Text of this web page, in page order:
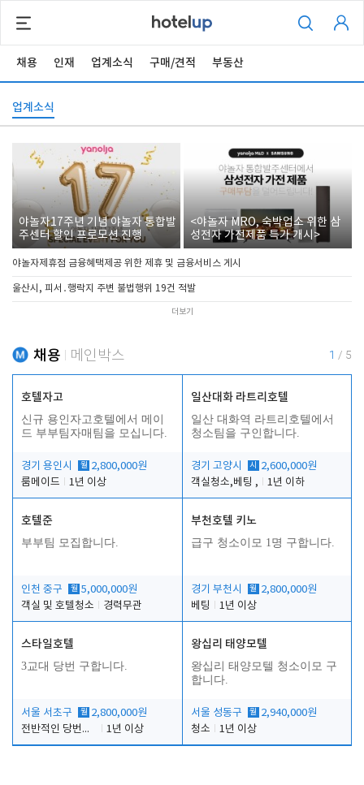
채용 인재 업계소식 구매/견적 부동산
업계소식
야놀자17주년 기념 야놀자 통합발
주센터 할인 프로모션 진행
<야놀자 MRO, 숙박업소 위한 삼
성전자 가전제품 특가 개시>
야놀자제휴점 금융혜택제공 위한 제휴 및 금융서비스 게시
울산시, 피서․행락지 주변 불법행위 19건 적발
더보기
채용 메인박스 1 / 5
호텔자고
신규 용인자고호텔에서 메이
드 부부팀자매팀을 모십니다.
경기 용인시 월 2,800,000원
룸메이드
1년 이상
일산대화 라트리호텔
일산 대화역 라트리호텔에서
청소팀을 구인합니다.
경기 고양시 시
2,600,000원
객실청소,베팅 ,
1년 이하
호텔준
부부팀 모집합니다.
인천 중구 월 5,000,000원
객실 및 호텔청소
경력무관
부천호텔 키노
급구 청소이모 1명 구합니다.
경기 부천시 월 2,800,000원
베팅
1년 이상
스타일호텔
3교대 당번 구합니다.
서울 서초구 월 2,800,000원
전반적인 당번업무
1년 이상
왕십리 태양모텔
왕십리 태양모텔 청소이모 구
합니다.
서울 성동구 월 2,940,000원
청소
1년 이상